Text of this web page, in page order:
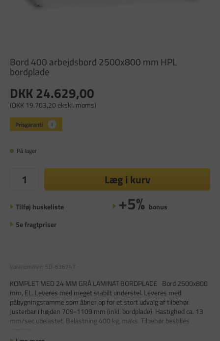
Bord 400 arbejdsbord 2500x800 mm HPL
bordplade
DKK 24.629,00
(DKK 19.703,20 ekskl. moms)
På lager
Læg i kurv
Tilføj huskeliste +5% bonus
Se fragtpriser
Varenummer: SD-636747
KOMPLET MED 24 MM GRÅ LAMINAT BORDPLADE Bord 2500x800
mm, EL. Leveres med meget stabilt understel. Leveres med
påbygningsramme som åbner op for et stort udvalg af tilbehør.
Justerbar i højden 709-1109 mm (inkl. bordplade). Hastighed ca. 13
mm/sec ubelastet. Belastning 400 kg, maks. Tilbehør bestilles